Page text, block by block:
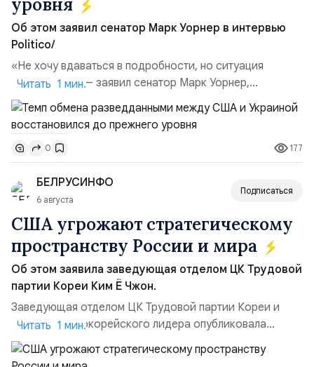
уровня
Об этом заявил сенатор Марк Уорнер в интервью
Politico/
«Не хочу вдаваться в подробности, но ситуация
улучшилась», — заявил сенатор Марк Уорнер,
высокопоставленный член комитета по разведке,
добавив, что использование Украиной беспилотников и
ракет большой дальности позволило ей наносить
удары вглубь российской территории и укрепило её
позиции.Сотрудничество со стороны США стало
ключом к позитивному пов...
Читать 1 мин.
0 177
БЕЛРУСИНФО
6 августа
Подписаться
США угрожают стратегическому
пространству России и мира
Об этом заявила заведующая отделом ЦК Трудовой
партии Кореи Ким Ё Чжон.
Заведующая отделом ЦК Трудовой партии Кореи и
сестра северокорейского лидера опубликовала
заявление для прессы в ответ на проведение Токио
совместных с флотом США запусков крылатых ракет
Читать 1 мин.